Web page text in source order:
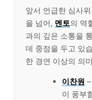
앞서 언급한 심사
을 넘어, 멘토의 역
과의 깊은 소통을
데 중점을 두고 있
한 경연 이상의 의
이찬원
이 풍부